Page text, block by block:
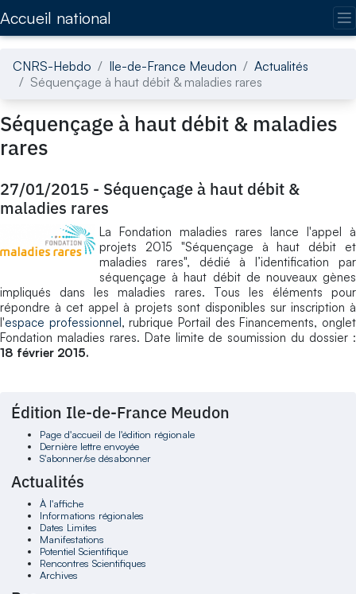
Accueil national
CNRS-Hebdo Ile-de-France Meudon
Actualités
Séquençage à haut débit & maladies rares
Séquençage à haut débit & maladies
rares
27/01/2015 - Séquençage à haut débit &
maladies rares
La Fondation maladies rares lance l'appel à
projets 2015 "Séquençage à haut débit et
maladies rares", dédié à l’identification par
séquençage à haut débit de nouveaux gènes
impliqués dans les maladies rares. Tous les éléments pour
répondre à cet appel à projets sont disponibles sur inscription à
l'espace professionnel, rubrique Portail des Financements, onglet
Fondation maladies rares. Date limite de soumission du dossier :
18 février 2015.
Édition Ile-de-France Meudon
Page d'accueil de l'édition régionale
Dernière lettre envoyée
S'abonner/se désabonner
Actualités
À l'affiche
Informations régionales
Dates Limites
Manifestations
Potentiel Scientifique
Rencontres Scientifiques
Archives